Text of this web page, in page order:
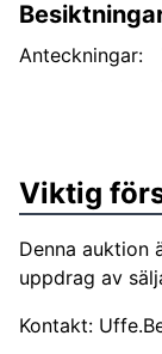
Anteckningar:
Viktig
Denna auktion
uppdrag av
Kontakt: